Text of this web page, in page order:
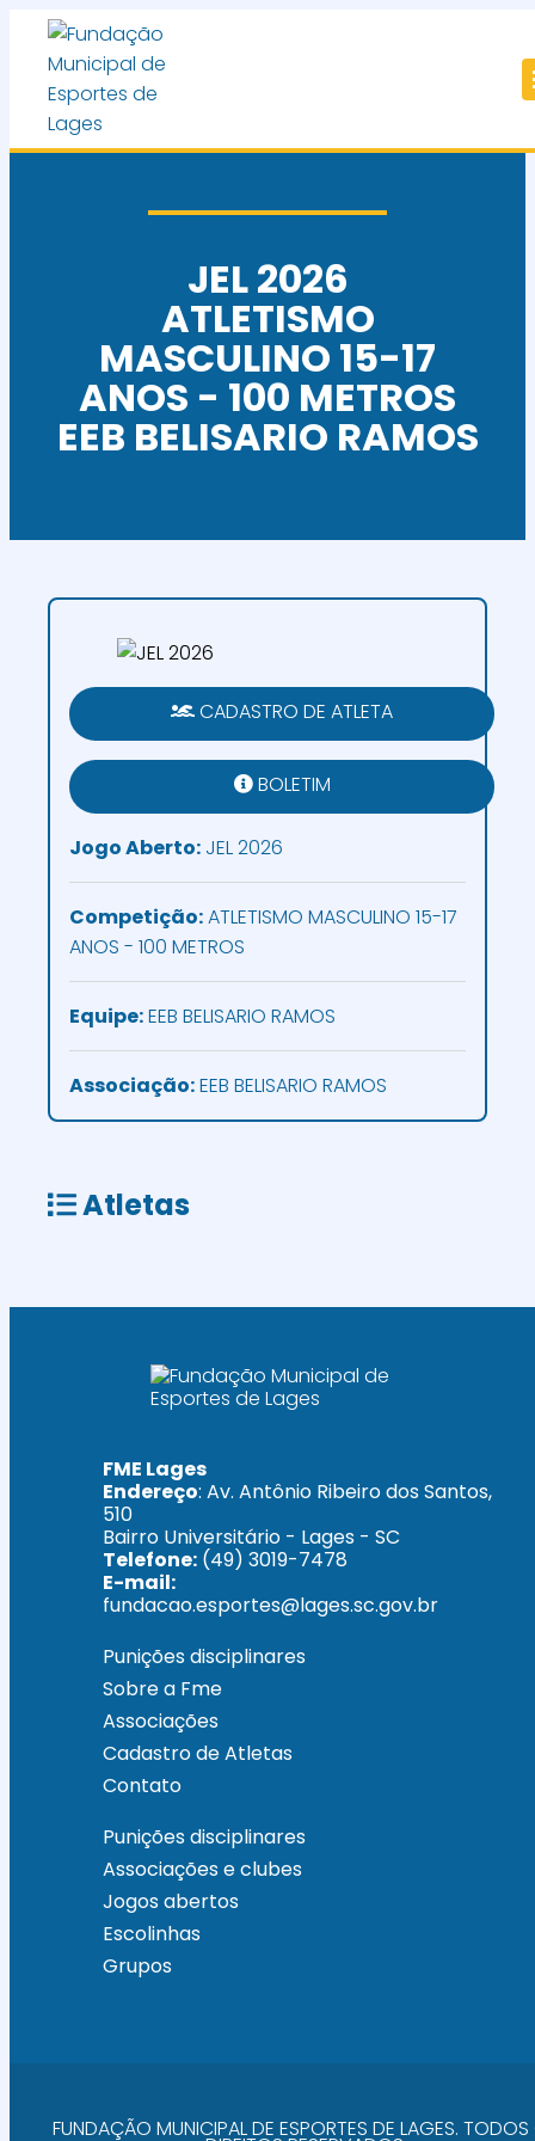
JEL 2026
ATLETISMO
MASCULINO 15-17
ANOS - 100 METROS
EEB BELISARIO RAMOS
Atletas
CADASTRO DE ATLETA
BOLETIM
Jogo Aberto: JEL 2026
Competição:ATLETISMO MASCULINO 15-17
ANOS - 100 METROS
Equipe:EEB BELISARIO RAMOS
Associação:EEB BELISARIO RAMOS
FME Lages
Endereço: Av. Antônio Ribeiro dos Santos,
510
Bairro Universitário - Lages - SC
Telefone: (49) 3019-7478
E-mail:
fundacao.esportes@lages.sc.gov.br
Punições disciplinares
Sobre a Fme
Associações
Cadastro de Atletas
Contato
Punições disciplinares
Associações e clubes
Jogos abertos
Escolinhas
Grupos
FUNDAÇÃO MUNICIPAL DE ESPORTES DE LAGES.